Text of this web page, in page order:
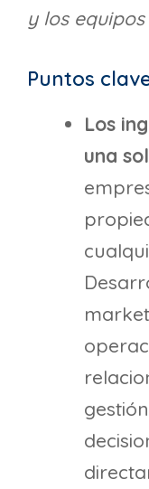
y los
Puntos
Los
una